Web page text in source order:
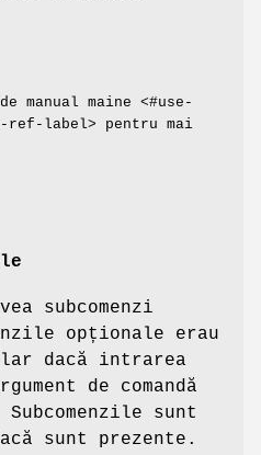
manual maine <#use-
ref-label> pentru mai
subcomenzi
opționale erau
dacă intrarea
de comandă
Subcomenzile sunt
sunt prezente.